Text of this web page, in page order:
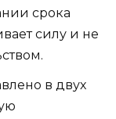
срока
силу и не
в двух